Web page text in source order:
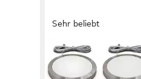
Sehr beliebt
B.K.LICHT
LED Unterbauleuchte
Schrankleuchten 6x